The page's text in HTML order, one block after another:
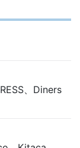
、Diners